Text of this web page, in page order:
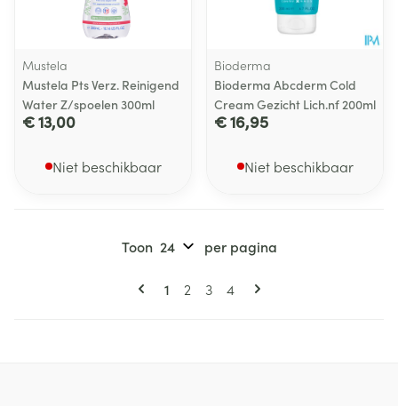
Mustela
Mustela Pts Verz. Reinigend
Water Z/spoelen 300ml
€ 13,00
Niet beschikbaar
Bioderma
Bioderma Abcderm Cold
Cream Gezicht Lich.nf 200ml
€ 16,95
Niet beschikbaar
Pagina's
U lees momenteel pagina
1 Pagina
2 Pagina
3 Pagina
4
Toon per pagina